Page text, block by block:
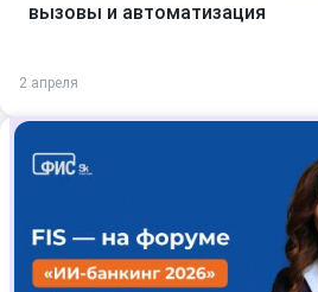
вызовы и автоматизация
2 апреля